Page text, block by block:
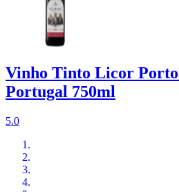
Vinho Tinto Licor Porto
Portugal 750ml
5.0